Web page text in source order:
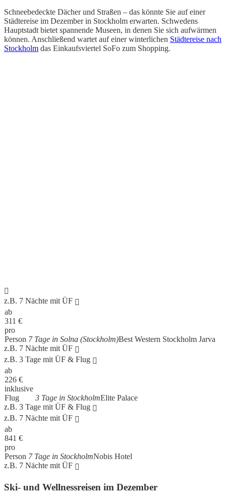
Schneebedeckte Dächer und Straßen – das könnte Sie auf einer
Städtereise im Dezember in Stockholm erwarten. Schwedens
Hauptstadt bietet spannende Museen, in denen Sie sich aufwärmen
können. Anschließend wartet auf einer winterlichen Städtereise nach
Stockholm das Einkaufsviertel SoFo zum Shopping.
z.B. 7 Nächte mit ÜF
ab
311 €
pro
Person 7 Tage in Solna (Stockholm)Best Western Stockholm Jarva
z.B. 7 Nächte mit ÜF
z.B. 3 Tage mit ÜF & Flug
ab
226 €
inklusive
Flug
3 Tage in StockholmElite Palace
z.B. 3 Tage mit ÜF & Flug
z.B. 7 Nächte mit ÜF
ab
841 €
pro
Person 7 Tage in StockholmNobis Hotel
z.B. 7 Nächte mit ÜF
Ski- und Wellnessreisen im Dezember